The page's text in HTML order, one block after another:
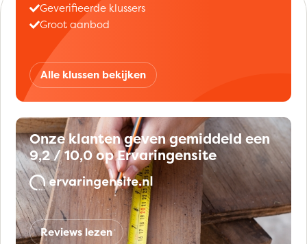
Geverifieerde klussers
Groot aanbod
Alle klussen bekijken
Onze klanten geven gemiddeld een
9,2 / 10,0 op Ervaringensite
Reviews lezen